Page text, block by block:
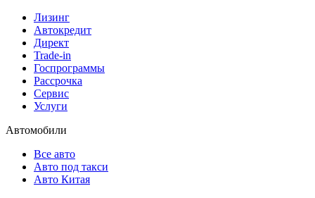
Лизинг
Автокредит
Директ
Trade-in
Госпрограммы
Рассрочка
Сервис
Услуги
Автомобили
Все авто
Авто под такси
Авто Китая